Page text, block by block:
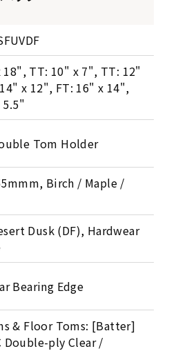
18", TT: 10" x 7", TT: 12"
x 12", FT: 16" x 14",
5.5"
Tom Holder
Birch / Maple /
Dusk (DF), Hardwear
Bearing Edge
& Floor Toms: [Batter]
Double-ply Clear /